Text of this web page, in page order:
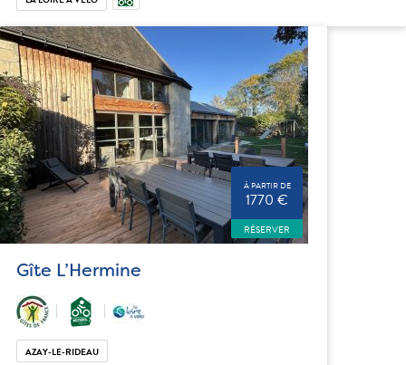
À PARTIR DE
1770 €
RÉSERVER
Gîte L’Hermine
AZAY-LE-RIDEAU